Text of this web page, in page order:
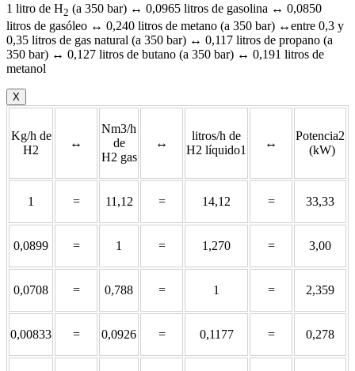
1 litro de H2 (a 350 bar) ↔ 0,0965 litros de gasolina ↔ 0,0850
litros de gasóleo ↔ 0,240 litros de metano (a 350 bar) ↔entre 0,3 y
0,35 litros de gas natural (a 350 bar) ↔ 0,117 litros de propano (a
350 bar) ↔ 0,127 litros de butano (a 350 bar) ↔ 0,191 litros de
metanol
X
Kg/h de
H2
↔
Nm3/h
de
H2 gas
↔
litros/h de
H2 líquido1
↔
Potencia2
(kW)
1 = 11,12 = 14,12 = 33,33
0,0899 = 1 = 1,270 = 3,00
0,0708 = 0,788 = 1 = 2,359
0,00833 = 0,0926 = 0,1177 = 0,278